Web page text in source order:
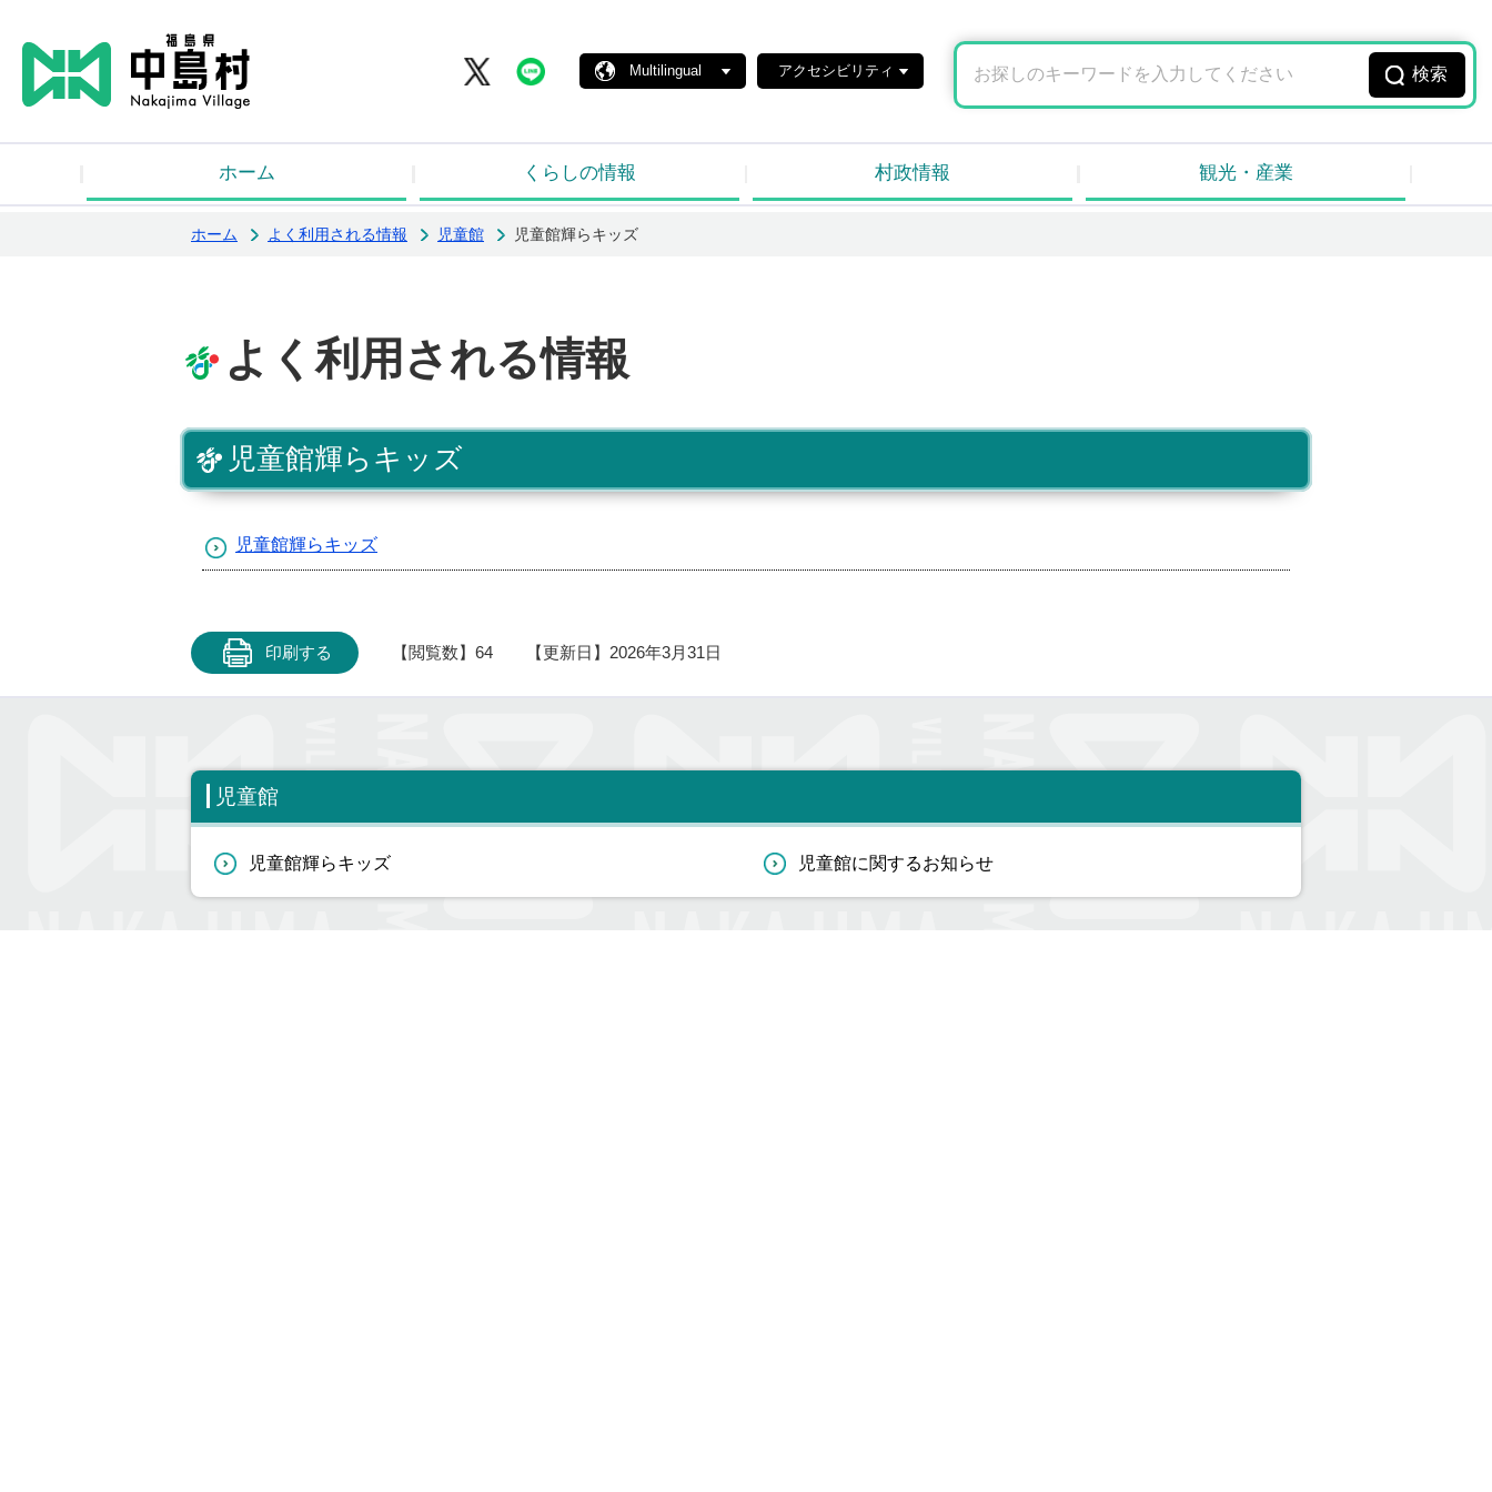
Multilingual アクセシビリティ
ホーム くらしの情報 村政情報 観光・産業
ホーム よく利用される情報 児童館 児童館輝らキッズ
よく利用される情報
児童館輝らキッズ
児童館輝らキッズ
印刷する 【閲覧数】 64 【更新日】 2026年3月31日
児童館
児童館輝らキッズ 児童館に関するお知らせ